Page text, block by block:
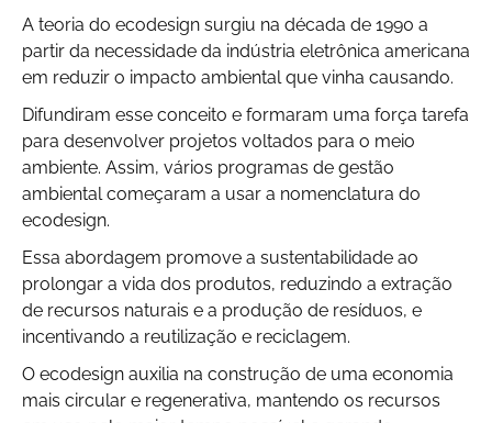
A teoria do ecodesign surgiu na década de 1990 a
partir da necessidade da indústria eletrônica americana
em reduzir o impacto ambiental que vinha causando.
Difundiram esse conceito e formaram uma força tarefa
para desenvolver projetos voltados para o meio
ambiente. Assim, vários programas de gestão
ambiental começaram a usar a nomenclatura do
ecodesign.
Essa abordagem promove a sustentabilidade ao
prolongar a vida dos produtos, reduzindo a extração
de recursos naturais e a produção de resíduos, e
incentivando a reutilização e reciclagem.
O ecodesign auxilia na construção de uma economia
mais circular e regenerativa, mantendo os recursos